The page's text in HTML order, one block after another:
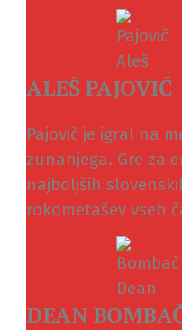
ALEŠ PAJOVIČ
Pajovič je igral na
zunanjega. Gre za
najboljših
rokometašev vseh
DEAN